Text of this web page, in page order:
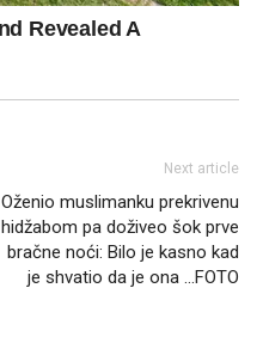
Next article
Oženio muslimanku prekrivenu
hidžabom pa doživeo šok prve
bračne noći: Bilo je kasno kad
je shvatio da je ona …FOTO